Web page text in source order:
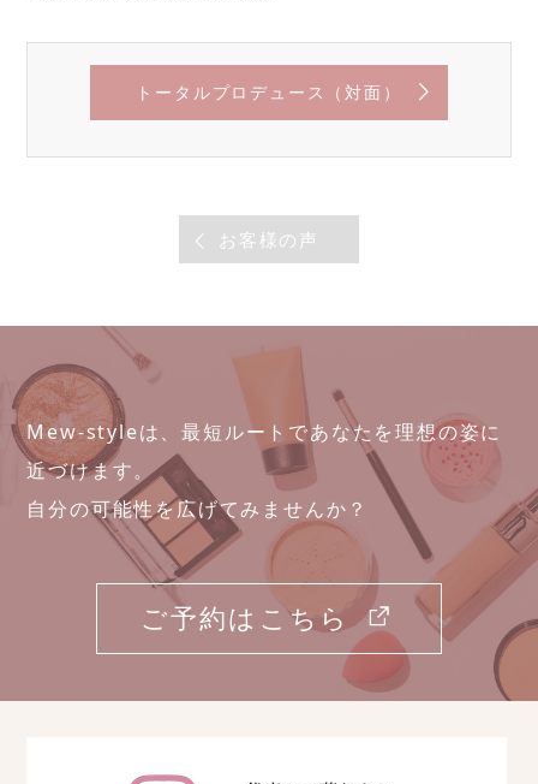
トータルプロデュース（対面）
お客様の声
Mew-styleは、最短ルートであなたを理想の姿に
近づけます。
自分の可能性を広げてみませんか？
ご予約はこちら